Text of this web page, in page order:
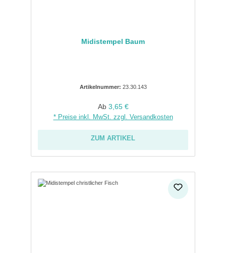
Midistempel Baum
Artikelnummer: 23.30.143
Regulärer Preis:
Ab 3,65 €
* Preise inkl. MwSt. zzgl. Versandkosten
ZUM ARTIKEL